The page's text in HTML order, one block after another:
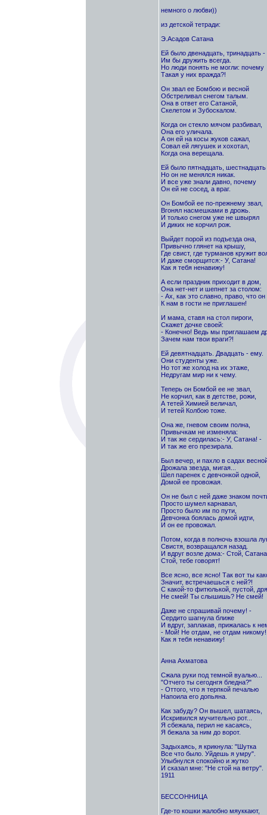
немного о любви))
из детской тетради:
Э.Асадов Сатана
Ей было двенадцать, тринадцать -
Им бы дружить всегда.
Но люди понять не могли: почему
Такая у них вражда?!
Он звал ее Бомбою и весной
Обстреливал снегом талым.
Она в ответ его Сатаной,
Скелетом и Зубоскалом.
Когда он стекло мячом разбивал,
Она его уличала.
А он ей на косы жуков сажал,
Совал ей лягушек и хохотал,
Когда она верещала.
Ей было пятнадцать,
Но он не менялся никак.
И все уже знали давно, почему
Он ей не сосед, а враг.
Он Бомбой ее по-прежнему звал,
Вгонял насмешками в дрожь.
И только снегом уже не швырял
И диких не корчил рож.
Выйдет порой из подъезда она,
Привычно глянет на крышу,
Где свист, где турманов кружит
И даже сморщится:- У, Сатана!
Как я тебя ненавижу!
А если праздник приходит в дом,
Она нет-нет и шепнет за столом:
- Ах, как это славно, право, что он
К нам в гости не приглашен!
И мама, ставя на стол пироги,
Скажет дочке своей:
- Конечно! Ведь мы приглашаем
Зачем нам твои враги?!
Ей девятнадцать. Двадцать - ему.
Они студенты уже.
Но тот же холод на их этаже,
Недругам мир ни к чему.
Теперь он Бомбой ее не звал,
Не корчил, как в детстве, рожи,
А тетей Химией величал,
И тетей Колбою тоже.
Она же, гневом своим полна,
Привычкам не изменяла:
И так же сердилась:- У, Сатана! -
И так же его презирала.
Был вечер, и пахло в садах
Дрожала звезда, мигая...
Шел паренек с девчонкой одной,
Домой ее провожая.
Он не был с ней даже знаком
Просто шумел карнавал,
Просто было им по пути,
Девчонка боялась домой идти,
И он ее провожал.
Потом, когда в полночь взошла
Свистя, возвращался назад.
И вдруг возле дома:- Стой,
Стой, тебе говорят!
Все ясно, все ясно! Так вот ты
Значит, встречаешься с ней?!
С какой-то фитюлькой, пустой,
Не смей! Ты слышишь? Не смей!
Даже не спрашивай почему! -
Сердито шагнула ближе
И вдруг, заплакав, прижалась к
- Мой! Не отдам, не отдам никому!
Как я тебя ненавижу!
Анна Ахматова
Сжала руки под темной вуалью...
"Отчего ты сегоднгя бледна?"
- Оттого, что я терпкой печалью
Напоила его допьяна.
Как забуду? Он вышел, шатаясь,
Искривился мучительно рот...
Я сбежала, перил не касаясь,
Я бежала за ним до ворот.
Задыхаясь, я крикнула: "Шутка
Все что было. Уйдешь я умру".
Улыбнулся спокойно и жутко
И сказал мне: "Не стой на ветру".
1911
БЕССОННИЦА
Где-то кошки жалобно мяуккают,